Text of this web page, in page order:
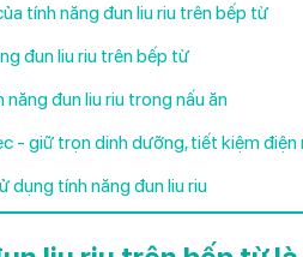
Điều hòa/
Bếp từ đôi
Quạt treo
nóng GT 2026
nóng MT 2026
nóng SN 2026
2026
dầu 2026
tính năng đun liu riu trên bếp từ
đun liu riu trên bếp từ
đun liu riu trong nấu ăn
- giữ trọn dinh dưỡng, tiết kiệm điện
dụng tính năng đun liu riu